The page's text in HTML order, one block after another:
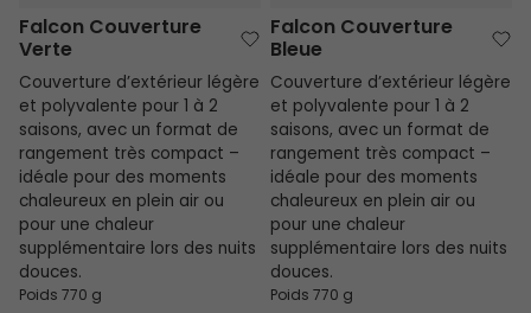
Falcon Couverture
Verte
Couverture d’extérieur légère
et polyvalente pour 1 à 2
saisons, avec un format de
rangement très compact –
idéale pour des moments
chaleureux en plein air ou
pour une chaleur
supplémentaire lors des nuits
douces.
Poids 770 g
Falcon Couverture
Bleue
Couverture d’extérieur légère
et polyvalente pour 1 à 2
saisons, avec un format de
rangement très compact –
idéale pour des moments
chaleureux en plein air ou
pour une chaleur
supplémentaire lors des nuits
douces.
Poids 770 g